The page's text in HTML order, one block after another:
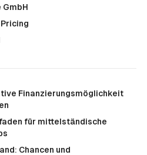
Finanzierungsmöglichkeit
für mittelständische
Chancen und